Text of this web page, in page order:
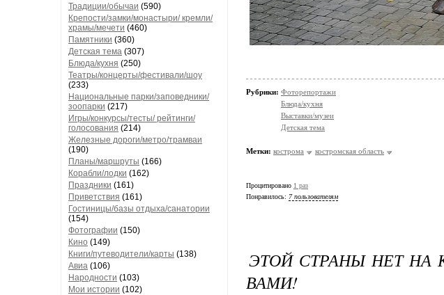
Традиции/обычаи (590)
Крепости/замки/монастыри/ кремли/
храмы/мечети (460)
Памятники (360)
Детская тема (307)
Блюда/кухня (250)
Театры/концерты/фестивали/шоу
(233)
Национальные парки/заповедники/
зоопарки (217)
Игры/конкурсы/тесты/ рейтинги/
голосования (214)
Железные дороги/метро/трамваи
(190)
Планы/маршруты (166)
Корабли/лодки (162)
Праздники (161)
Приветствия (161)
Гостиницы/базы отдыха/санатории
(154)
Фотографии (150)
Кино (149)
Книги/путеводители/карты (138)
Авиа (106)
Народности (103)
Мои истории (102)
Рубрики: Фоторепортажи
Блюда/кухня
Выставки/музеи
Детская тема
Метки: кострома костромская область
Процитировано 1 раз
Понравилось: 7 пользователям
ЭТОЙ СТРАНЫ НЕТ НА
ВАМИ!